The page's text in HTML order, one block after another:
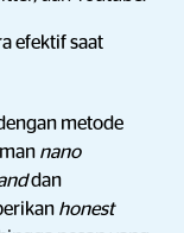
efektif saat
metode
nano
dan
honest